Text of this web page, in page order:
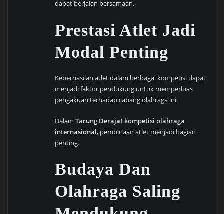
dapat berjalan bersamaan.
Prestasi Atlet Jadi
Modal Penting
Keberhasilan atlet dalam berbagai kompetisi dapat
menjadi faktor pendukung untuk memperluas
pengakuan terhadap cabang olahraga ini.
DalamTarung Derajat kompetisi olahraga
internasional, pembinaan atlet menjadi bagian
penting.
Budaya Dan
Olahraga Saling